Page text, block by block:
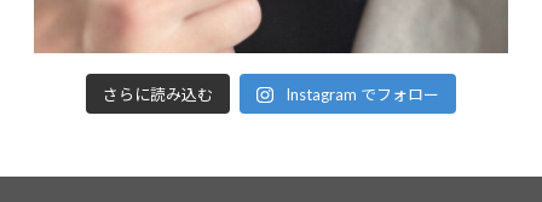
さらに読み込む Instagram でフォロー